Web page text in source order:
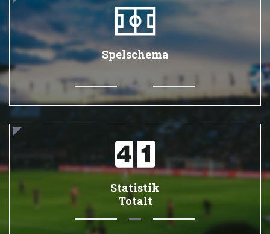
Spelschema
Statistik
Totalt